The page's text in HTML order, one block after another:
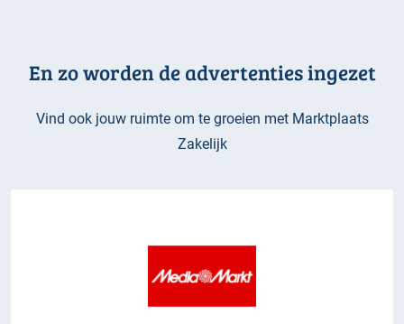
En zo worden de advertenties ingezet
Vind ook jouw ruimte om te groeien met Marktplaats
Zakelijk